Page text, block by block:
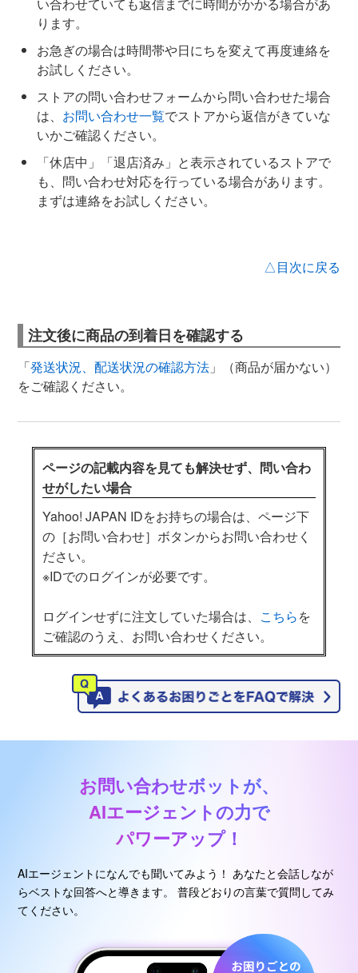
ります。
お急ぎの場合は時間帯や日にちを変えて再度連絡を
お試しください。
ストアの問い合わせフォームから問い合わせた場合
は、 お問い合わせ一覧でストアから返信がきていな
いかご確認ください。
「休店中」「退店済み」と表示されているストアで
も、問い合わせ対応を行っている場合があります。
まずは連絡をお試しください。
△目次に戻る
注文後に商品の到着日を確認する
「発送状況、配送状況の確認方法 」（商品が届かない）
をご確認ください。
ページの記載内容を見ても解決せず、問い合わ
せがしたい場合
Yahoo! JAPAN IDをお持ちの場合は、ページ下
の［お問い合わせ］ボタンからお問い合わせく
ださい。
※IDでのログインが必要です。
ログインせずに注文していた場合は、 こちらを
ご確認のうえ、お問い合わせください。
お問い合わせボットが、
AIエージェントの力で
パワーアップ！
AIエージェントになんでも聞いてみよう！ あなたと会話しなが
らベストな回答へと導きます。
普段どおりの言葉で質問してみ
てください。